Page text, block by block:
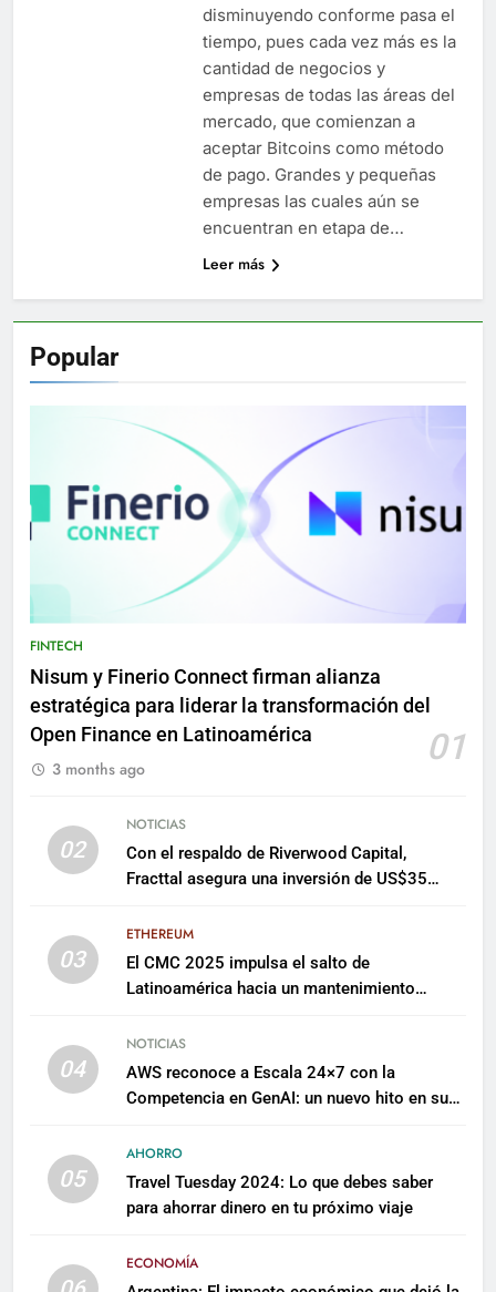
disminuyendo conforme pasa el
tiempo, pues cada vez más es la
cantidad de negocios y
empresas de todas las áreas del
mercado, que comienzan a
aceptar Bitcoins como método
de pago. Grandes y pequeñas
empresas las cuales aún se
encuentran en etapa de…
Leer más
Popular
FINTECH
Nisum y Finerio Connect firman alianza
estratégica para liderar la transformación del
Open Finance en Latinoamérica
01
3 months ago
02
NOTICIAS
Con el respaldo de Riverwood Capital,
Fracttal asegura una inversión de US$35
03
ETHEREUM
El CMC 2025 impulsa el salto de
Latinoamérica hacia un mantenimiento
04
NOTICIAS
AWS reconoce a Escala 24×7 con la
Competencia en GenAI: un nuevo hito en su
05
AHORRO
Travel Tuesday 2024: Lo que debes saber
para ahorrar dinero en tu próximo viaje
ECONOMÍA